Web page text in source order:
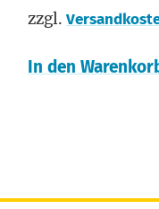
zzgl.
In den